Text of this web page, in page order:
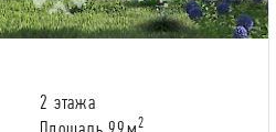
2 этажа
2